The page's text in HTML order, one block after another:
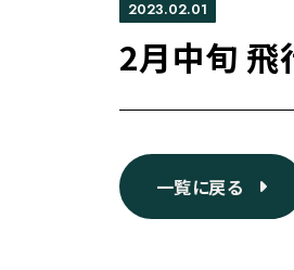
2023.02.01
2月中旬 飛
一覧に戻る